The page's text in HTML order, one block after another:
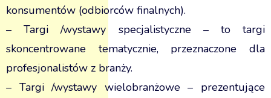
konsumentów (odbiorców finalnych).
– Targi /wystawy specjalistyczne – to targi
skoncentrowane tematycznie, przeznaczone dla
profesjonalistów z branży.
– Targi /wystawy wielobranżowe – prezentujące